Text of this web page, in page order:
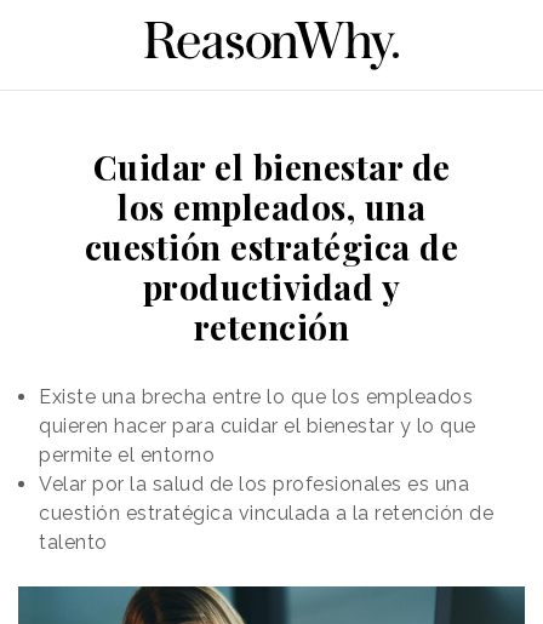
Cuidar el bienestar de
los empleados, una
cuestión estratégica de
productividad y
retención
Existe una brecha entre lo que los empleados
quieren hacer para cuidar el bienestar y lo que
permite el entorno
Velar por la salud de los profesionales es una
cuestión estratégica vinculada a la retención de
talento